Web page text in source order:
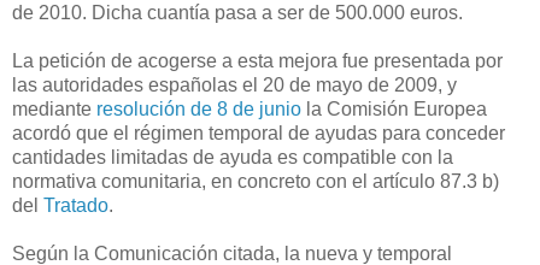
de 2010. Dicha cuantía pasa a ser de 500.000 euros.
La petición de acogerse a esta mejora fue presentada por
las autoridades españolas el 20 de mayo de 2009, y
mediante resolución de 8 de junio la Comisión Europea
acordó que el régimen temporal de ayudas para conceder
cantidades limitadas de ayuda es compatible con la
normativa comunitaria, en concreto con el artículo 87.3 b)
del Tratado.
Según la Comunicación citada, la nueva y temporal